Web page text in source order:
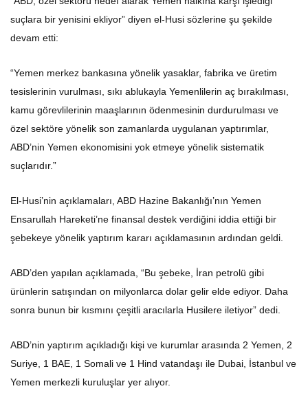
suçlara bir yenisini ekliyor” diyen el-Husi sözlerine şu şekilde
devam etti:
“Yemen merkez bankasına yönelik yasaklar, fabrika ve üretim
tesislerinin vurulması, sıkı ablukayla Yemenlilerin aç bırakılması,
kamu görevlilerinin maaşlarının ödenmesinin durdurulması ve
özel sektöre yönelik son zamanlarda uygulanan yaptırımlar,
ABD’nin Yemen ekonomisini yok etmeye yönelik sistematik
suçlarıdır.”
El-Husi’nin açıklamaları, ABD Hazine Bakanlığı’nın Yemen
Ensarullah Hareketi’ne finansal destek verdiğini iddia ettiği bir
şebekeye yönelik yaptırım kararı açıklamasının ardından geldi.
ABD’den yapılan açıklamada, “Bu şebeke, İran petrolü gibi
ürünlerin satışından on milyonlarca dolar gelir elde ediyor. Daha
sonra bunun bir kısmını çeşitli aracılarla Husilere iletiyor” dedi.
ABD’nin yaptırım açıkladığı kişi ve kurumlar arasında 2 Yemen, 2
Suriye, 1 BAE, 1 Somali ve 1 Hind vatandaşı ile Dubai, İstanbul ve
Yemen merkezli kuruluşlar yer alıyor.